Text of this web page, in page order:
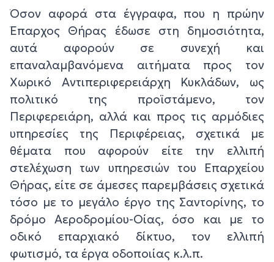
Όσον αφορά στα έγγραφα, που η πρώην
Έπαρχος Θήρας έδωσε στη δημοσιότητα,
αυτά αφορούν σε συνεχή και
επαναλαμβανόμενα αιτήματα προς τον
Χωρικό Αντιπεριφερειάρχη Κυκλάδων, ως
πολιτικό της προϊστάμενο, τον
Περιφερειάρη, αλλά και προς τις αρμόδιες
υπηρεσίες της Περιφέρειας, σχετικά με
θέματα που αφορούν είτε την ελλιπή
στελέχωση των υπηρεσιών του Επαρχείου
Θήρας, είτε σε άμεσες παρεμβάσεις σχετικά
τόσο με το μεγάλο έργο της Σαντορίνης, το
δρόμο Αεροδρομίου-Οίας, όσο και με το
οδικό επαρχιακό δίκτυο, τον ελλιπή
φωτισμό, τα έργα οδοποιίας κ.λ.π.